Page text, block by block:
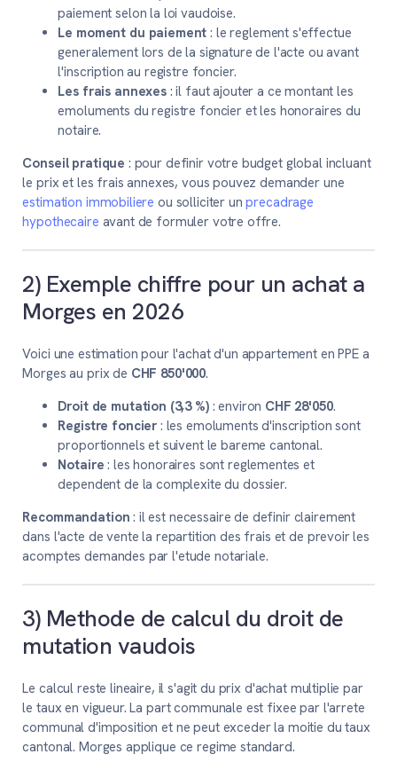
paiement selon la loi vaudoise.
Le moment du paiement : le reglement s'effectue
generalement lors de la signature de l'acte ou avant
l'inscription au registre foncier.
Les frais annexes: il faut ajouter a ce montant les
emoluments du registre foncier et les honoraires du
notaire.
Conseil pratique : pour definir votre budget global incluant
le prix et les frais annexes, vous pouvez demander une
estimation immobiliere ou solliciter unprecadrage
hypothecaire avant de formuler votre offre.
2) Exemple chiffre pour un achat a
Morges en 2026
Voici une estimation pour l'achat d'un appartement en PPE a
Morges au prix de CHF 850'000.
Droit de mutation (3,3 %): environ CHF 28'050.
Registre foncier : les emoluments d'inscription sont
proportionnels et suivent le bareme cantonal.
Notaire : les honoraires sont reglementes et
dependent de la complexite du dossier.
Recommandation : il est necessaire de definir clairement
dans l'acte de vente la repartition des frais et de prevoir les
acomptes demandes par l'etude notariale.
3) Methode de calcul du droit de
mutation vaudois
Le calcul reste lineaire, il s'agit du prix d'achat multiplie par
le taux en vigueur. La part communale est fixee par l'arrete
communal d'imposition et ne peut exceder la moitie du taux
cantonal. Morges applique ce regime standard.